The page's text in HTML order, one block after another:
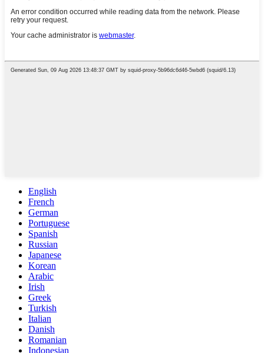
English
French
German
Portuguese
Spanish
Russian
Japanese
Korean
Arabic
Irish
Greek
Turkish
Italian
Danish
Romanian
Indonesian